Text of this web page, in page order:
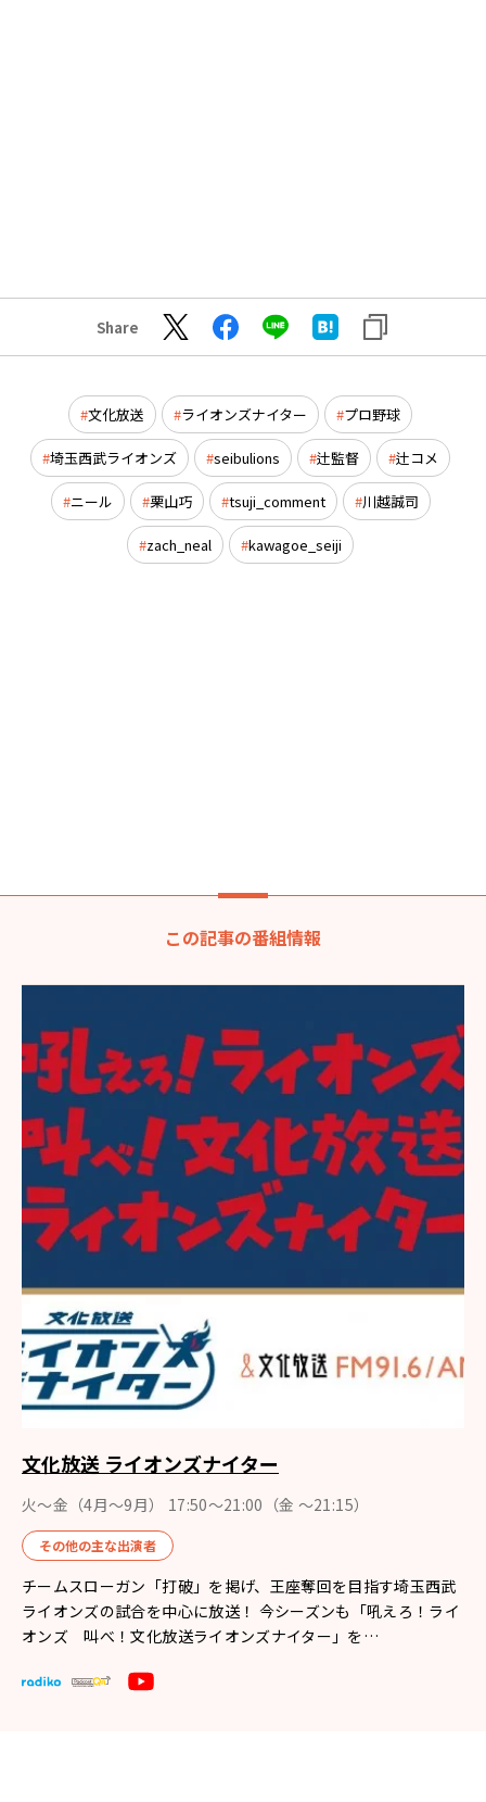
Share
文化放送 ライオンズナイター プロ野球
埼玉西武ライオンズ seibulions 辻監督 辻コメ
ニール 栗山巧 tsuji_comment 川越誠司
zach_neal kawagoe_seiji
この記事の番組情報
文化放送 ライオンズナイター
火～金（4月〜9月） 17:50～21:00（金 ～21:15）
その他の主な出演者
チームスローガン「打破」を掲げ、王座奪回を目指す埼玉西武
ライオンズの試合を中心に放送！ 今シーズンも「吼えろ！ライ
オンズ 叫べ！文化放送ライオンズナイター」を…